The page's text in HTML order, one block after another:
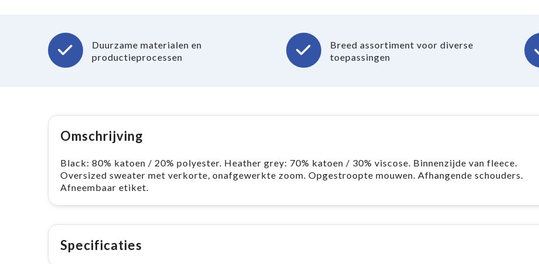
Duurzame materialen en
productieprocessen
Breed assortiment voor diverse
toepassingen
Omschrijving
Black: 80% katoen / 20% polyester. Heather grey: 70% katoen / 30% viscose. Binnenzijde van fleece.
Oversized sweater met verkorte, onafgewerkte zoom. Opgestroopte mouwen. Afhangende schouders.
Afneembaar etiket.
Specificaties